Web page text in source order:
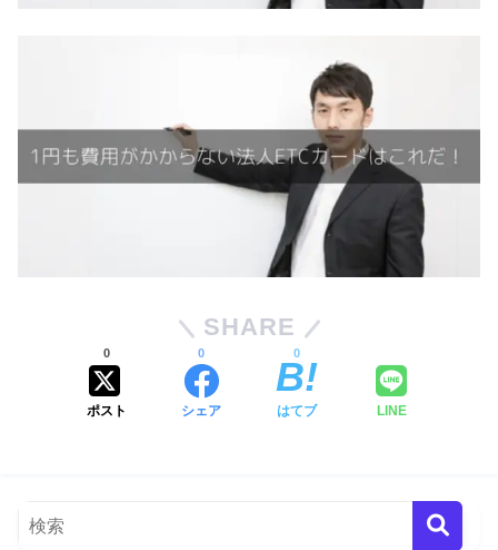
SHARE
ポスト
0
シェア
0
はてブ
0
LINE